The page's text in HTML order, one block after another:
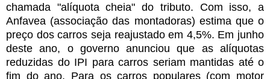
chamada "alíquota cheia" do tributo. Com isso, a
Anfavea (associação das montadoras) estima que o
preço dos carros seja reajustado em 4,5%. Em junho
deste ano, o governo anunciou que as alíquotas
reduzidas do IPI para carros seriam mantidas até o
fim do ano. Para os carros populares (com motor